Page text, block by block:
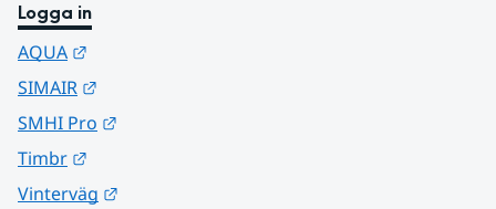
Logga in
AQUA
SIMAIR
SMHI Pro
Timbr
Vinterväg